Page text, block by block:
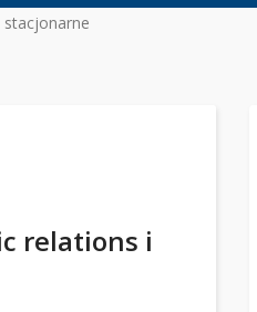
stacjonarne
relations i